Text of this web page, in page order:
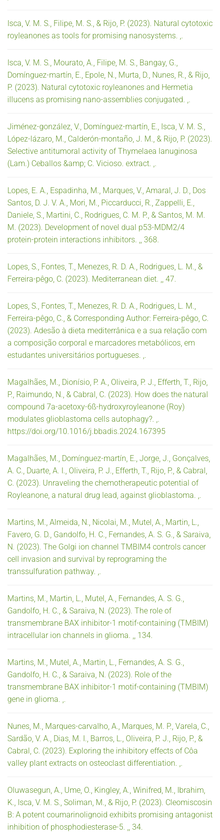
Isca, V. M. S., Filipe, M. S., & Rijo, P. (2023). Natural cytotoxic
royleanones as tools for promising nanosystems. ,.
Isca, V. M. S., Mourato, A., Filipe, M. S., Bangay, G.,
Domínguez-martín, E., Epole, N., Murta, D., Nunes, R., & Rijo,
P. (2023). Natural cytotoxic royleanones and Hermetia
illucens as promising nano-assemblies conjugated. ,.
Jiménez-gonzález, V., Domínguez-martín, E., Isca, V. M. S.,
López-lázaro, M., Calderón-montaño, J. M., & Rijo, P. (2023).
Selective antitumoral activity of Thymelaea lanuginosa
(Lam.) Ceballos &amp; C. Vicioso. extract. ,.
Lopes, E. A., Espadinha, M., Marques, V., Amaral, J. D., Dos
Santos, D. J. V. A., Mori, M., Piccarducci, R., Zappelli, E.,
Daniele, S., Martini, C., Rodrigues, C. M. P., & Santos, M. M.
M. (2023). Development of novel dual p53-MDM2/4
protein-protein interactions inhibitors. ,, 368.
Lopes, S., Fontes, T., Menezes, R. D. A., Rodrigues, L. M., &
Ferreira-pêgo, C. (2023). Mediterranean diet. ,, 47.
Lopes, S., Fontes, T., Menezes, R. D. A., Rodrigues, L. M.,
Ferreira-pêgo, C., & Corresponding Author: Ferreira-pêgo, C.
(2023). Adesão à dieta mediterrânica e a sua relação com
a composição corporal e marcadores metabólicos, em
estudantes universitários portugueses. ,.
Magalhães, M., Dionísio, P. A., Oliveira, P. J., Efferth, T., Rijo,
P., Raimundo, N., & Cabral, C. (2023). How does the natural
compound 7a-acetoxy-6ß-hydroxyroyleanone (Roy)
modulates glioblastoma cells autophagy?. ,.
https://doi.org/10.1016/j.bbadis.2024.167395
Magalhães, M., Domínguez-martín, E., Jorge, J., Gonçalves,
A. C., Duarte, A. I., Oliveira, P. J., Efferth, T., Rijo, P., & Cabral,
C. (2023). Unraveling the chemotherapeutic potential of
Royleanone, a natural drug lead, against glioblastoma. ,.
Martins, M., Almeida, N., Nicolai, M., Mutel, A., Martin, L.,
Favero, G. D., Gandolfo, H. C., Fernandes, A. S. G., & Saraiva,
N. (2023). The Golgi ion channel TMBIM4 controls cancer
cell invasion and survival by reprograming the
transsulfuration pathway. ,.
Martins, M., Martin, L., Mutel, A., Fernandes, A. S. G.,
Gandolfo, H. C., & Saraiva, N. (2023). The role of
transmembrane BAX inhibitor-1 motif-containing (TMBIM)
intracellular ion channels in glioma. ,, 134.
Martins, M., Mutel, A., Martin, L., Fernandes, A. S. G.,
Gandolfo, H. C., & Saraiva, N. (2023). Role of the
transmembrane BAX inhibitor-1 motif-containing (TMBIM)
gene in glioma. ,.
Nunes, M., Marques-carvalho, A., Marques, M. P., Varela, C.,
Sardão, V. A., Dias, M. I., Barros, L., Oliveira, P. J., Rijo, P., &
Cabral, C. (2023). Exploring the inhibitory effects of Côa
valley plant extracts on osteoclast differentiation. ,.
Oluwasegun, A., Ume, O., Kingley, A., Winifred, M., Ibrahim,
K., Isca, V. M. S., Soliman, M., & Rijo, P. (2023). Cleomiscosin
B: A potent coumarinolignoid exhibits promising antagonist
inhibition of phosphodiesterase-5. ,, 34.